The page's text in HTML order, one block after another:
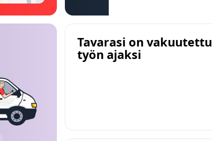
Tavarasi on vakuutettu
työn ajaksi